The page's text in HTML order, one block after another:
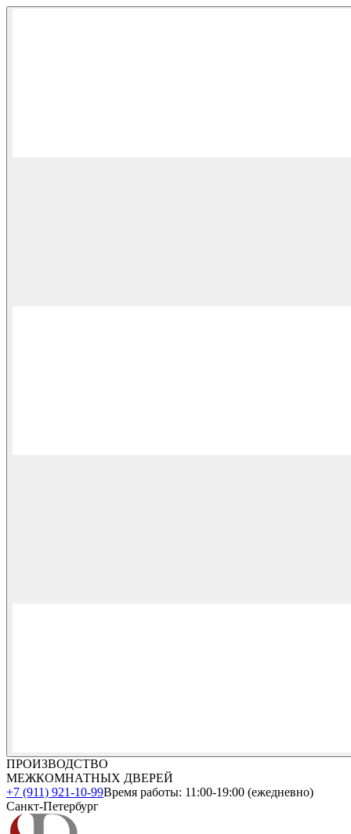
ПРОИЗВОДСТВО
МЕЖКОМНАТНЫХ ДВЕРЕЙ
+7 (911) 921-10-99Время работы: 11:00-19:00 (ежедневно)
Санкт-Петербург